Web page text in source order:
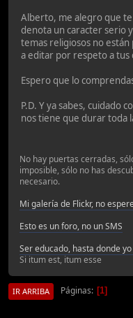
Alberto, me alegro que
denota un caracter serio
temas religiosos no
a editar por respeto a tus
Espero que lo
P.D. Y ya sabes, cuidado
nos tiene que durar toda
No hay puertas cerradas,
imposible, sólo no has
necesario.
Mi galería de Flickr, no
Esto es un foro, no un SMS
Ser educado, hasta donde
Si itum est, itum esse
IR ARRIBA Páginas 1